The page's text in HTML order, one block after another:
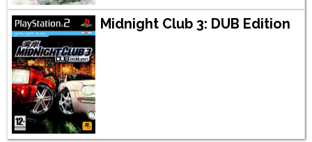
Midnight Club 3: DUB Edition